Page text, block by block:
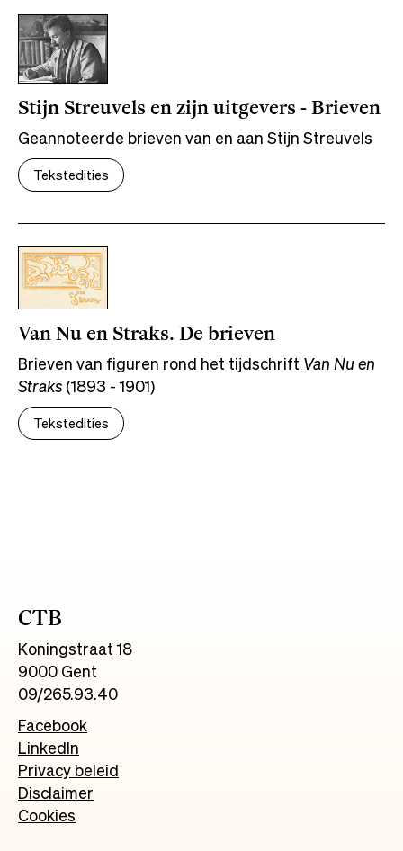
Stijn Streuvels en zijn uitgevers - Brieven
Geannoteerde brieven van en aan Stijn Streuvels
Tekstedities
Van Nu en Straks. De brieven
Brieven van figuren rond het tijdschrift Van Nu en
Straks(1893 - 1901)
Tekstedities
CTB
Koningstraat 18
9000 Gent
09/265.93.40
Facebook
LinkedIn
Privacy beleid
Disclaimer
Cookies